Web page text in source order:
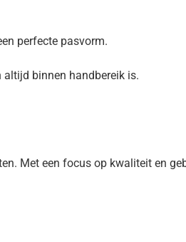
perfecte pasvorm.
binnen handbereik is.
Met een focus op kwaliteit en